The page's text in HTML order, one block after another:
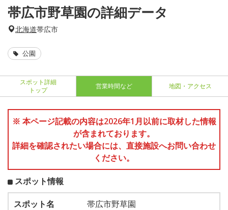
帯広市野草園の詳細データ
北海道帯広市
公園
スポット詳細
トップ
営業時間など 地図・アクセス
※ 本ページ記載の内容は2026年1月以前に取材した情報
が含まれております。
詳細を確認されたい場合には、直接施設へお問い合わせ
ください。
スポット情報
スポット名
帯広市野草園